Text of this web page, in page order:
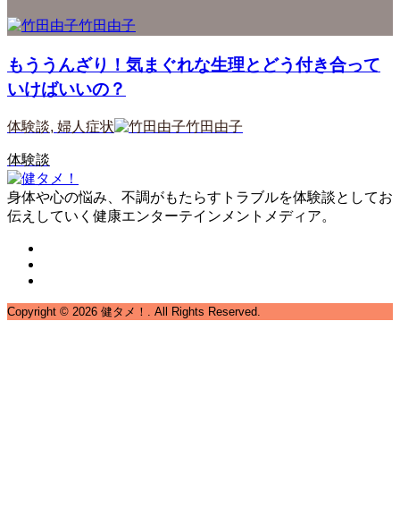
竹田由子
もううんざり！気まぐれな生理とどう付き合って
いけばいいの？
体験談, 婦人症状 竹田由子
体験談
身体や心の悩み、不調がもたらすトラブルを体験談としてお
伝えしていく健康エンターテインメントメディア。
Copyright © 2026 健タメ！. All Rights Reserved.